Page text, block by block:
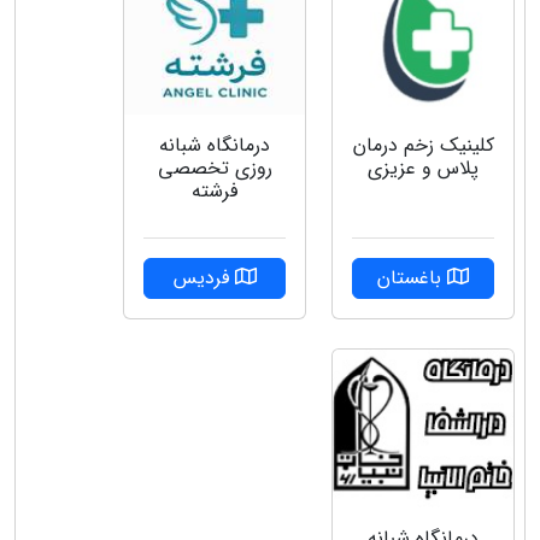
کلینیک زخم درمان
پلاس و عزیزی
باغستان
درمانگاه شبانه
روزی تخصصی
فرشته
فردیس